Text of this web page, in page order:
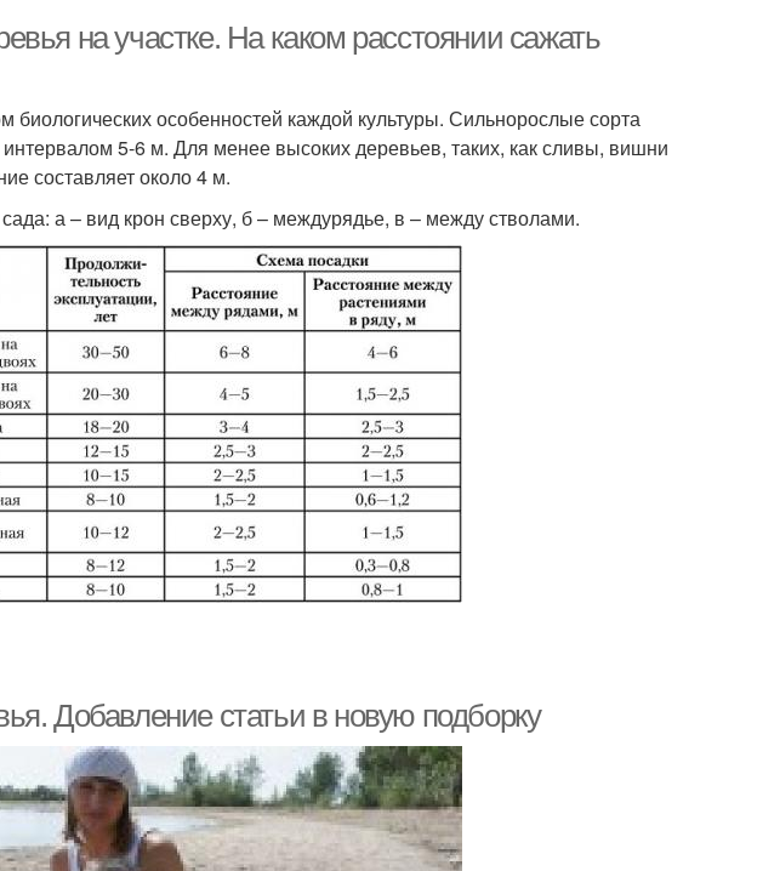
на участке. На каком расстоянии сажать
биологических особенностей каждой культуры. Сильнорослые сорта
5-6 м. Для менее высоких деревьев, таких, как сливы, вишни
составляет около 4 м.
а – вид крон сверху, б – междурядье, в – между стволами.
Добавление статьи в новую подборку